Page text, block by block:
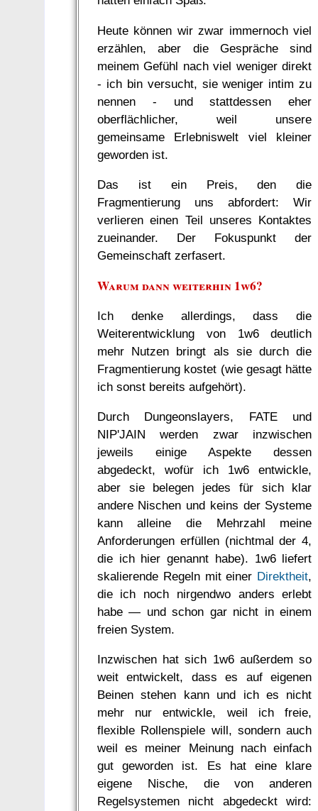
Heute können wir zwar immernoch viel
erzählen, aber die Gespräche sind
meinem Gefühl nach viel weniger direkt
- ich bin versucht, sie weniger intim zu
nennen - und stattdessen eher
oberflächlicher, weil unsere
gemeinsame Erlebniswelt viel kleiner
geworden ist.
Das ist ein Preis, den die
Fragmentierung uns abfordert: Wir
verlieren einen Teil unseres Kontaktes
zueinander. Der Fokuspunkt der
Gemeinschaft zerfasert.
Warum dann weiterhin 1w6?
Ich denke allerdings, dass die
Weiterentwicklung von 1w6 deutlich
mehr Nutzen bringt als sie durch die
Fragmentierung kostet (wie gesagt hätte
ich sonst bereits aufgehört).
Durch Dungeonslayers, FATE und
NIP'JAIN werden zwar inzwischen
jeweils einige Aspekte dessen
abgedeckt, wofür ich 1w6 entwickle,
aber sie belegen jedes für sich klar
andere Nischen und keins der Systeme
kann alleine die Mehrzahl meine
Anforderungen erfüllen (nichtmal der 4,
die ich hier genannt habe). 1w6 liefert
skalierende Regeln mit einer Direktheit,
die ich noch nirgendwo anders erlebt
habe — und schon gar nicht in einem
freien System.
Inzwischen hat sich 1w6 außerdem so
weit entwickelt, dass es auf eigenen
Beinen stehen kann und ich es nicht
mehr nur entwickle, weil ich freie,
flexible Rollenspiele will, sondern auch
weil es meiner Meinung nach einfach
gut geworden ist. Es hat eine klare
eigene Nische, die von anderen
Regelsystemen nicht abgedeckt wird: